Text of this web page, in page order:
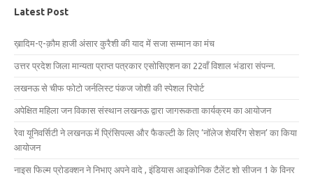
Latest Post
ख़ादिम-ए-क़ौम हाजी अंसार कुरैशी की याद में सजा सम्मान का मंच
उत्तर प्रदेश जिला मान्यता प्राप्त पत्रकार एसोसिएशन का 22वाँ विशाल भंडारा संपन्न.
लखनऊ से चीफ फोटो जर्नलिस्ट पंकज जोशी की स्पेशल रिपोर्ट
अपेक्षित महिला जन विकास संस्थान लखनऊ द्वारा जागरूकता कार्यक्रम का आयोजन
रेवा यूनिवर्सिटी ने लखनऊ में प्रिंसिपल्स और फैकल्टी के लिए ‘नॉलेज शेयरिंग सेशन’ का किया
आयोजन
नाइस फिल्म प्रोडक्शन ने निभाए अपने वादे , इंडियास आइकोनिक टैलेंट शो सीजन 1 के विनर